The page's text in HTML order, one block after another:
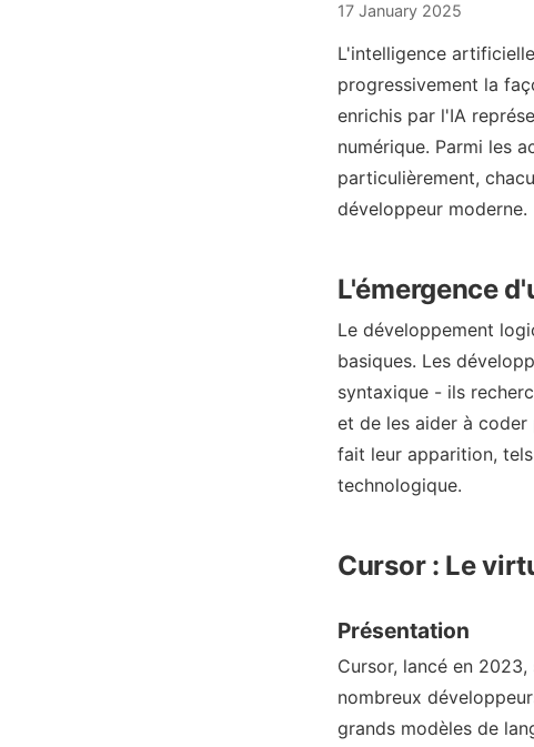
17 January 2025
L'intelligence
progressivement la
enrichis par l'IA
numérique. Parmi les
particulièrement,
développeur moderne.
L'émergence
Le développement
basiques. Les
syntaxique - ils
et de les aider à
fait leur apparition,
technologique.
Cursor : Le
Présentation
Cursor, lancé en
nombreux
grands modèles de